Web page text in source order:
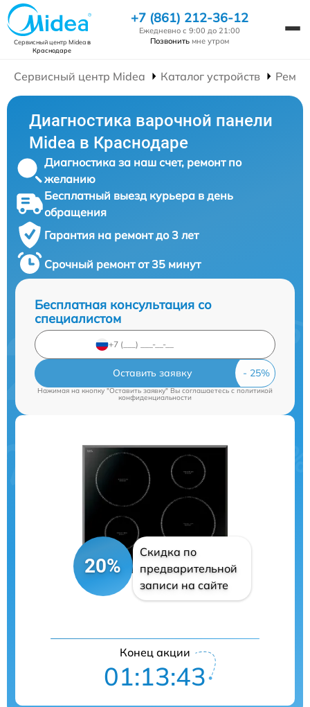
Сервисный центр Mideaв
Краснодаре
+7 (861) 212-36-12
Ежедневно с 9:00 до 21:00
Позвонить мне утром
Сервисный центр Midea Каталог устройств
Диагностика варочной панели
Midea в Краснодаре
Диагностика за наш счет, ремонт по
желанию
Бесплатный выезд курьера в день
обращения
Гарантия на ремонт до 3 лет
Срочный ремонт от 35 минут
Бесплатная консультация со
специалистом
Оставить заявку
Нажимая на кнопку "Оставить заявку" Вы соглашаетесь cполитикой
конфиденциальности
20%
Скидка по
предварительной
записи на сайте
Конец акции
01:13:42